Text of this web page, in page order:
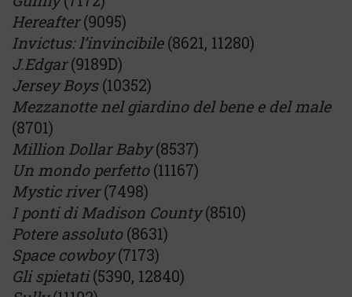
Hereafter(9095)
Invictus: l’invincibile(8621, 11280)
J.Edgar(9189D)
Jersey Boys(10352)
Mezzanotte nel giardino del bene e del male
(8701)
Million Dollar Baby(8537)
Un mondo perfetto(11167)
Mystic river(7498)
I ponti di Madison County(8510)
Potere assoluto(8631)
Space cowboy(7173)
Gli spietati(5390, 12840)